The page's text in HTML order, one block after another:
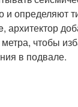
и определяют
архитектор
чтобы
в подвале.